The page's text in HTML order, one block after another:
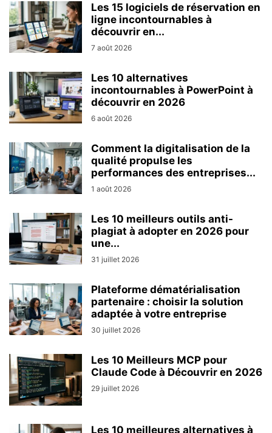
Les 15 logiciels de réservation en
ligne incontournables à
découvrir en...
7 août 2026
Les 10 alternatives
incontournables à PowerPoint à
découvrir en 2026
6 août 2026
Comment la digitalisation de la
qualité propulse les
performances des entreprises...
1 août 2026
Les 10 meilleurs outils anti-
plagiat à adopter en 2026 pour
une...
31 juillet 2026
Plateforme dématérialisation
partenaire : choisir la solution
adaptée à votre entreprise
30 juillet 2026
Les 10 Meilleurs MCP pour
Claude Code à Découvrir en 2026
29 juillet 2026
Les 10 meilleures alternatives à